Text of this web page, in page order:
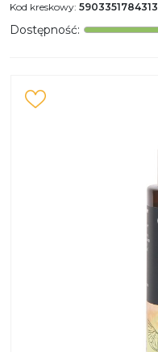
Kod kreskowy: 5903351784313
Dostępność: